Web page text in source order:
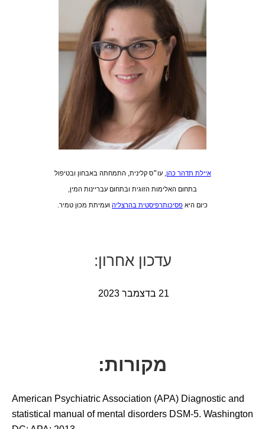
איילת תדהר כהן , עו״ס קלינית, התמחתה באבחון ובטיפול
בתחום האלימות הזוגית ובתחום עבריינות המין,
כיום היא פסיכותרפיסטית בהרצליה ועמיתת מכון טמיר.
עדכון אחרון:
21 בדצמבר 2023
מקורות:
American Psychiatric Association (APA) Diagnostic and
statistical manual of mental disorders DSM-5. Washington